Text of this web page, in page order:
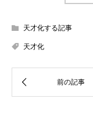
天才化する記事
天才化